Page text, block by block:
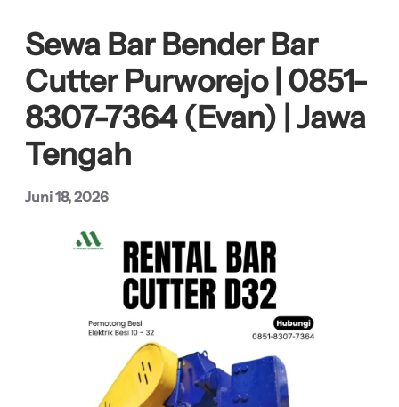
Sewa Bar Bender Bar
Cutter Purworejo | 0851-
8307-7364 (Evan) | Jawa
Tengah
Juni 18, 2026